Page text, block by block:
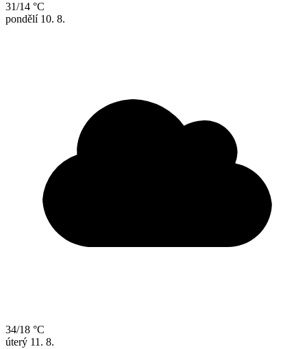
31/14 °C
pondělí 10. 8.
34/18 °C
úterý 11. 8.